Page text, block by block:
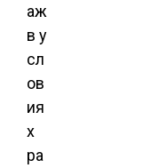
аж
в у
сл
ов
ия
х
ра